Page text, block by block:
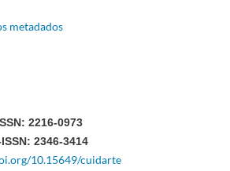
metadados
2216-0973
ISSN: 2346-3414
10.15649/cuidarte